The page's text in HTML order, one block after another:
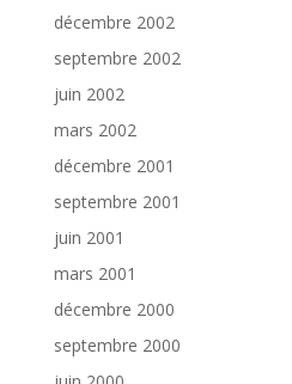
décembre 2002
septembre 2002
juin 2002
mars 2002
décembre 2001
septembre 2001
juin 2001
mars 2001
décembre 2000
septembre 2000